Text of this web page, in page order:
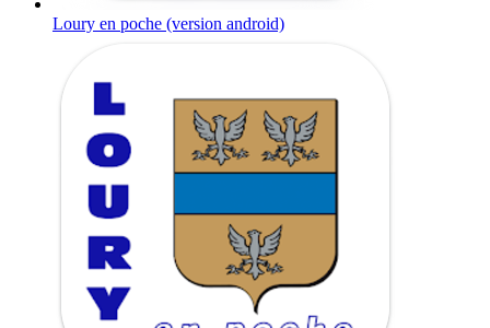
Loury en poche (version android)